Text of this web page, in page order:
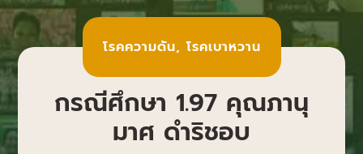
โรคความดัน,โรคเบาหวาน
กรณีศึกษา 1.97 คุณภานุ
มาศ ดำริชอบ